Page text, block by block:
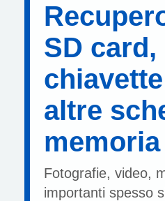
SD card,
altre
memoria
Fotografie, video,
importanti spesso